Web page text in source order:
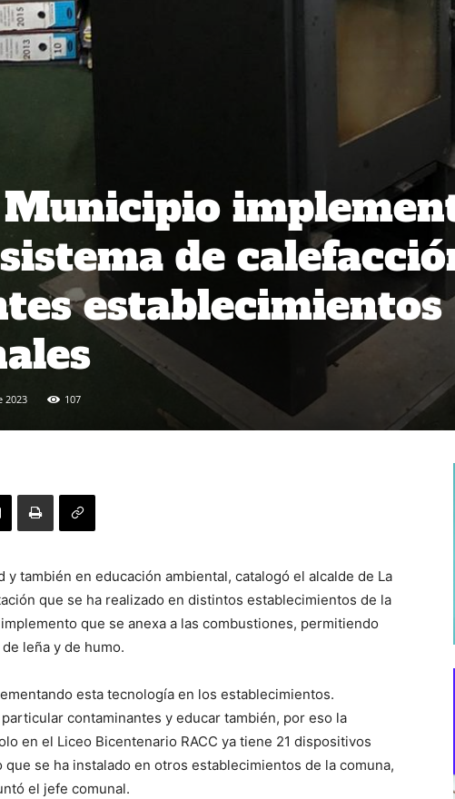
Municipio
de
establecimientos
2023 107
también en educación ambiental, catalogó el alcalde de La
que se ha realizado en distintos establecimientos de la
que se anexa a las combustiones, permitiendo
leña y de humo.
esta tecnología en los establecimientos.
contaminantes y educar también, por eso la
en el Liceo Bicentenario RACC ya tiene 21 dispositivos
se ha instalado en otros establecimientos de la comuna,
el jefe comunal.